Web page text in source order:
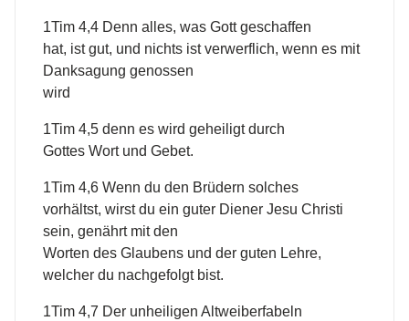
1Tim 4,4 Denn alles, was Gott geschaffen
hat, ist gut, und nichts ist verwerflich, wenn es mit
Danksagung genossen
wird
1Tim 4,5 denn es wird geheiligt durch
Gottes Wort und Gebet.
1Tim 4,6 Wenn du den Brüdern solches
vorhältst, wirst du ein guter Diener Jesu Christi
sein, genährt mit den
Worten des Glaubens und der guten Lehre,
welcher du nachgefolgt bist.
1Tim 4,7 Der unheiligen Altweiberfabeln